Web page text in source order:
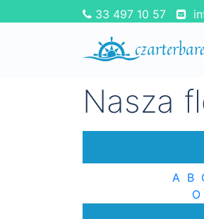
33 497 10 57
Nasza
A B
O